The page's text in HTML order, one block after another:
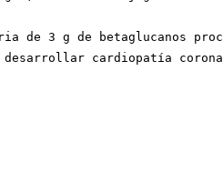
3 g de betaglucanos
cardiopatía